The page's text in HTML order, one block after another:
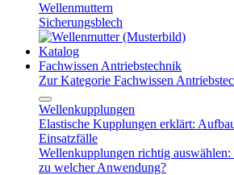
Wellenmuttern
Sicherungsblech
Katalog
Fachwissen Antriebstechnik
Zur Kategorie Fachwissen
Wellenkupplungen
Elastische Kupplungen erklärt:
Einsatzfälle
Wellenkupplungen richtig
zu welcher Anwendung?